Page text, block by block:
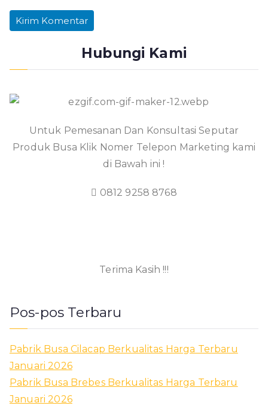
Hubungi Kami
Untuk Pemesanan Dan Konsultasi Seputar
Produk Busa Klik Nomer Telepon Marketing kami
di Bawah ini !
0812 9258 8768
Terima Kasih !!!
Pos-pos Terbaru
Pabrik Busa Cilacap Berkualitas Harga Terbaru
Januari 2026
Pabrik Busa Brebes Berkualitas Harga Terbaru
Januari 2026